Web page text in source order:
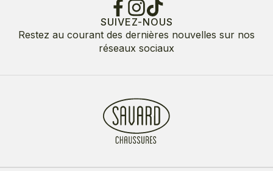
SUIVEZ-NOUS
Restez au courant des dernières nouvelles sur nos
réseaux sociaux